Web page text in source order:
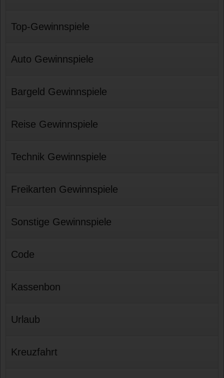
Top-Gewinnspiele
Auto Gewinnspiele
Bargeld Gewinnspiele
Reise Gewinnspiele
Technik Gewinnspiele
Freikarten Gewinnspiele
Sonstige Gewinnspiele
Code
Kassenbon
Urlaub
Kreuzfahrt